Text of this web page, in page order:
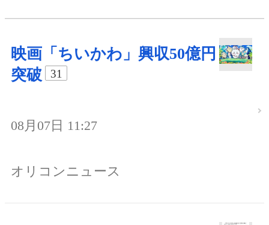
映画「ちいかわ」興収50億円
突破
31
08月07日 11:27
オリコンニュース